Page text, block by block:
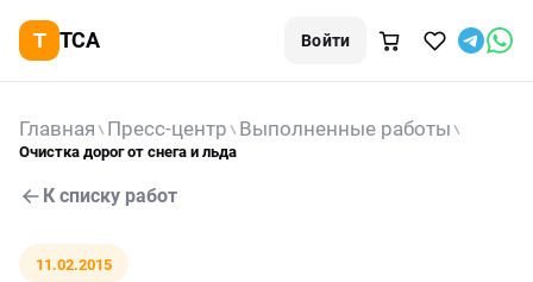
TCA Войти
Главная Пресс-центр Выполненные работы
Очистка дорог от снега и льда
К списку работ
11.02.2015